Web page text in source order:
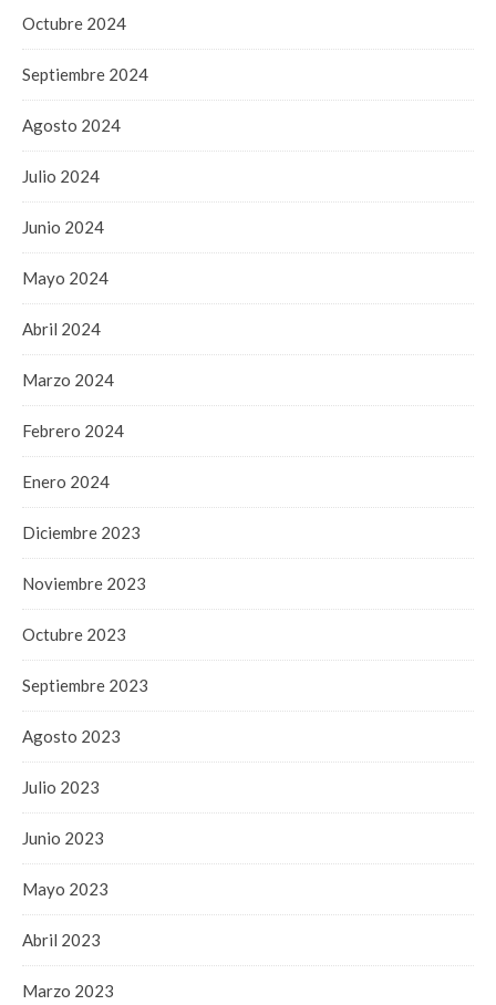
Octubre 2024
Septiembre 2024
Agosto 2024
Julio 2024
Junio 2024
Mayo 2024
Abril 2024
Marzo 2024
Febrero 2024
Enero 2024
Diciembre 2023
Noviembre 2023
Octubre 2023
Septiembre 2023
Agosto 2023
Julio 2023
Junio 2023
Mayo 2023
Abril 2023
Marzo 2023